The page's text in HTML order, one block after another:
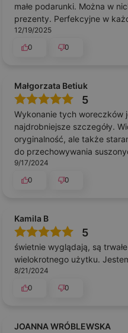
małe podarunki. Można w
prezenty. Perfekcyjne w
12/19/2025
0
0
Małgorzata Betiuk
5
Wykonanie tych woreczków
najdrobniejsze szczegóły.
oryginalność, ale także
do przechowywania
9/17/2024
0
0
Kamila B
5
świetnie wyglądają, są
wielokrotnego użytku.
8/21/2024
0
0
JOANNA WRÓBLEWSKA